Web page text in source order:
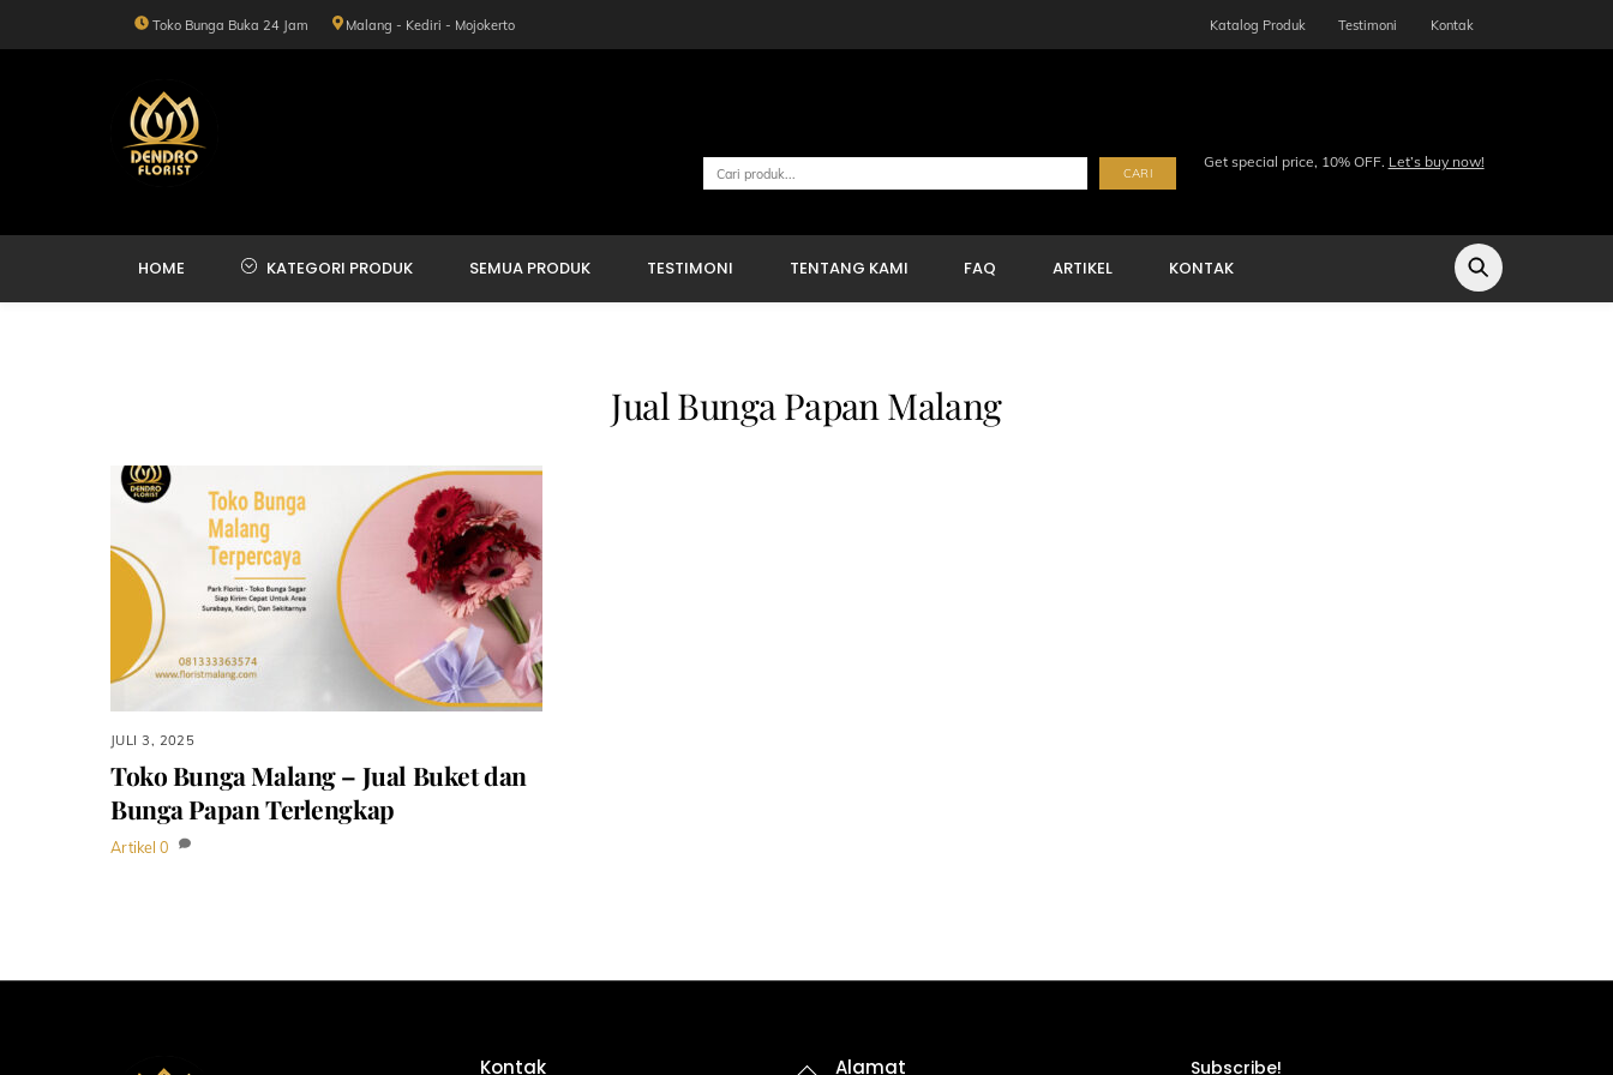
Toko Bunga Buka 24 Jam Malang - Kediri - Mojokerto Katalog Produk Testimoni Kontak
HOME KATEGORI PRODUK SEMUA PRODUK TESTIMONI TENTANG KAMI FAQ ARTIKEL KONTAK
Cari CARI
Get special price, 10% OFF. Let’s buy now!
Jual Bunga Papan Malang
JULI 3, 2025
Toko Bunga Malang – Jual Buket dan
Bunga Papan Terlengkap
Artikel 0
Back
Kontak Alamat Subscribe!